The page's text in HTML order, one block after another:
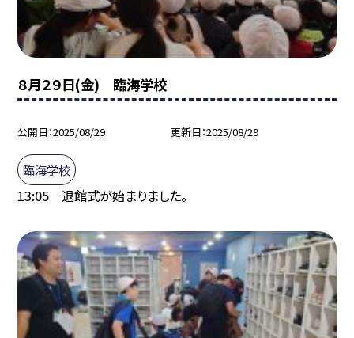
８月２９日(金) 臨海学校
公開日 2025/08/29 更新日 2025/08/29
臨海学校
13:05 退館式が始まりました。